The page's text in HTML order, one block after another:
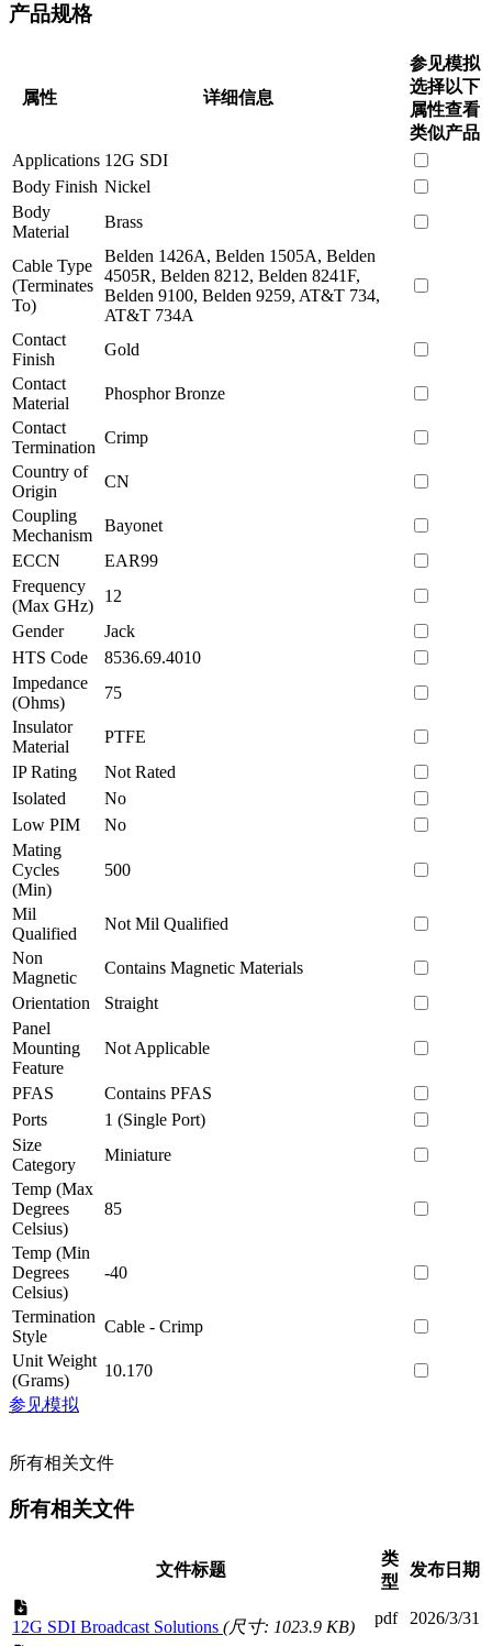
产品规格
属性 详细信息
参见模拟
选择以下
属性查看
类似产品
Applications 12G SDI
Body Finish Nickel
Body
Material
Brass
Cable Type
(Terminates
To)
Belden 1426A, Belden 1505A, Belden
4505R, Belden 8212, Belden 8241F,
Belden 9100, Belden 9259, AT&T 734,
AT&T 734A
Contact
Finish
Gold
Contact
Material
Phosphor Bronze
Contact
Termination
Crimp
Country of
Origin
CN
Coupling
Mechanism
Bayonet
ECCN
EAR99
Frequency
(Max GHz)
12
Gender
Jack
HTS Code
8536.69.4010
Impedance
(Ohms)
75
Insulator
Material
PTFE
IP Rating
Not Rated
Isolated
No
Low PIM
No
Mating
Cycles
(Min)
500
Mil
Qualified
Not Mil Qualified
Non
Magnetic
Contains Magnetic Materials
Orientation
Straight
Panel
Mounting
Feature
Not Applicable
PFAS
Contains PFAS
Ports
1 (Single Port)
Size
Category
Miniature
Temp (Max
Degrees
Celsius)
85
Temp (Min
Degrees
Celsius)
-40
Termination
Style
Cable - Crimp
Unit Weight
(Grams)
10.170
参见模拟
所有相关文件
所有相关文件
文件标题
类
型
发布日期
12G SDI Broadcast Solutions (尺寸: 1023.9 KB) pdf 2026/3/31